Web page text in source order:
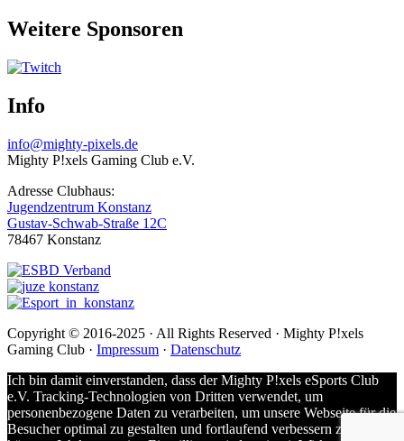
Weitere Sponsoren
Info
info@mighty-pixels.de
Mighty P!xels Gaming Club e.V.
Adresse Clubhaus:
Jugendzentrum Konstanz
Gustav-Schwab-Straße 12C
78467 Konstanz
Copyright © 2016-2025 · All Rights Reserved · Mighty P!xels
Gaming Club · Impressum · Datenschutz
Ich bin damit einverstanden, dass der Mighty P!xels eSports Club
e.V. Tracking-Technologien von Dritten verwendet, um
personenbezogene Daten zu verarbeiten, um unsere Webseite für die
Besucher optimal zu gestalten und fortlaufend verbessern zu